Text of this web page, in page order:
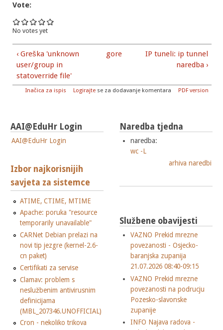
Vote:
No votes yet
‹ Greška 'unknown
user/group in
statoverride file'
gore
IP tuneli: ip tunnel
naredba ›
Inačica za ispis Logirajte se za dodavanje komentara PDF version
AAI@EduHr Login
AAI@EduHr Login
Izbor najkorisnijih
savjeta za sistemce
ATIME, CTIME, MTIME
Apache: poruka "resource
temporarily unavailable"
CARNet Debian prelazi na
novi tip jezgre (kernel-2.6-
cn paket)
Certifikati za servise
Clamav: problem s
neslužbenim antivirusnim
definicijama
(MBL_207346.UNOFFICIAL)
Cron - nekoliko trikova
Naredba tjedna
naredba:
wc -L
arhiva naredbi
Službene obavijesti
VAZNO Prekid mrezne
povezanosti - Osjecko-
baranjska zupanija
21.07.2026 08:40-09:15
VAZNO Prekid mrezne
povezanosti na podrucju
Pozesko-slavonske
zupanije
INFO Najava radova -